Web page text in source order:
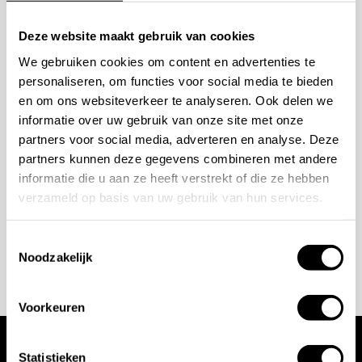
Deze website maakt gebruik van cookies
We gebruiken cookies om content en advertenties te
personaliseren, om functies voor social media te bieden
en om ons websiteverkeer te analyseren. Ook delen we
informatie over uw gebruik van onze site met onze
partners voor social media, adverteren en analyse. Deze
partners kunnen deze gegevens combineren met andere
informatie die u aan ze heeft verstrekt of die ze hebben
verzameld op basis van uw gebruik van hun services.
Noodzakelijk
Voorkeuren
Statistieken
Hammercoat zwart mat, RAW, Clay
en Sand
Designer: Grand & Johnson
Installatie en aandachtspunten
De JEE-O Soho douche 02 is een vrijstaande douche en
vraagt om een zorgvuldige voorbereiding van de
wateraansluiting en positie in de ruimte. Vooral bij
Voor een strak en
veilig eindresultaat adviseren wij installatie door een
vakman. Zo wordt de douche correct geplaatst en
Mogelijkheden
bespreken?
Wilt u ook iedere dag genieten van een luxe badkamer?
Neem contact met ons op voor een intake gesprek.
+31 10 28 575 85
projects@stonecompany.nl